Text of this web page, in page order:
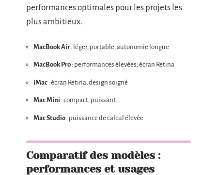
performances optimales pour les projets les
plus ambitieux.
MacBook Air: léger, portable, autonomie longue
MacBook Pro : performances élevées, écran Retina
iMac : écran Retina, design soigné
Mac Mini : compact, puissant
Mac Studio : puissance de calcul élevée
Comparatif des modèles :
performances et usages